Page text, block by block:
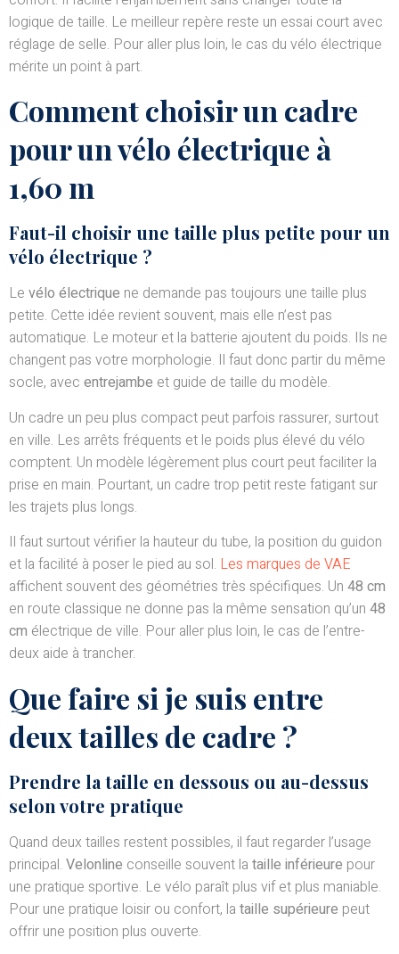
logique de taille. Le meilleur repère reste un essai court avec
réglage de selle. Pour aller plus loin, le cas du vélo électrique
mérite un point à part.
Comment choisir un cadre
pour un vélo électrique à
1,60 m
Faut-il choisir une taille plus petite pour un
vélo électrique ?
Le vélo électrique ne demande pas toujours une taille plus
petite. Cette idée revient souvent, mais elle n’est pas
automatique. Le moteur et la batterie ajoutent du poids. Ils ne
changent pas votre morphologie. Il faut donc partir du même
socle, avec entrejambe et guide de taille du modèle.
Un cadre un peu plus compact peut parfois rassurer, surtout
en ville. Les arrêts fréquents et le poids plus élevé du vélo
comptent. Un modèle légèrement plus court peut faciliter la
prise en main. Pourtant, un cadre trop petit reste fatigant sur
les trajets plus longs.
Il faut surtout vérifier la hauteur du tube, la position du guidon
et la facilité à poser le pied au sol. Les marques de VAE
affichent souvent des géométries très spécifiques. Un 48 cm
en route classique ne donne pas la même sensation qu’un 48
cm électrique de ville. Pour aller plus loin, le cas de l’entre-
deux aide à trancher.
Que faire si je suis entre
deux tailles de cadre ?
Prendre la taille en dessous ou au-dessus
selon votre pratique
Quand deux tailles restent possibles, il faut regarder l’usage
principal. Velonline conseille souvent la taille inférieure pour
une pratique sportive. Le vélo paraît plus vif et plus maniable.
Pour une pratique loisir ou confort, la taille supérieure peut
offrir une position plus ouverte.